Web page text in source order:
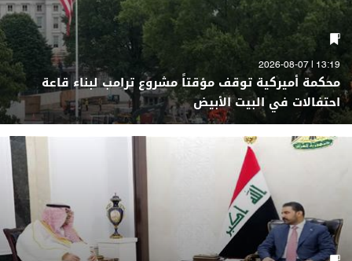
13:19 | 2026-08-07
محكمة أميركية توقف مؤقتاً مشروع ترامب لبناء قاعة
احتفالات في البيت الأبيض